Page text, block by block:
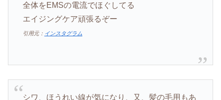
全体をEMSの電流でほぐしてる
エイジングケア頑張るぞー
引用元： インスタグラム
シワ、ほうれい線が気になり、又、髪の毛用もあ